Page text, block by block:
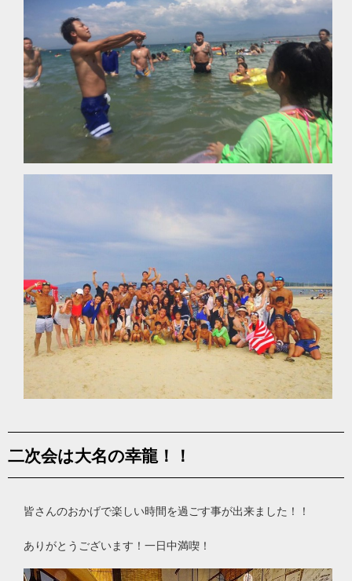
二次会は大名の幸龍！！
皆さんのおかげで楽しい時間を過ごす事が出来ました！！
ありがとうございます！一日中満喫！